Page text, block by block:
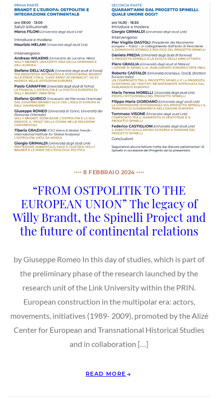
8 FEBBRAIO 2024
“FROM OSTPOLITIK TO THE
EUROPEAN UNION” The legacy of
Willy Brandt, the Spinelli Project and
the future of continental relations
by Giuseppe Romeo In this day of studies, which is part of
the preliminary phase of the research launched by the
research unit of the Link University within the PRIN.
European construction in the multipolar era: actors,
movements, initiatives (1989- 2009), promoted by the Alizé
Center for European and Transnational Historical Studies
and in collaboration […]
READ MORE